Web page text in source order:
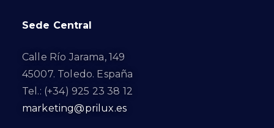
Sede Central
Calle Río Jarama, 149
45007. Toledo. España
Tel.: (+34) 925 23 38 12
marketing@prilux.es